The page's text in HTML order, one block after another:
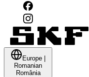
Europe
Romanian
România